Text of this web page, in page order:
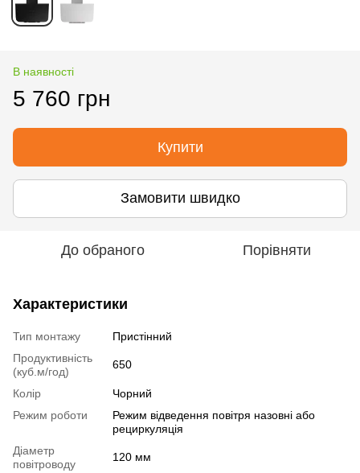
В наявності
5 760 грн
Купити
Замовити швидко
До обраного Порівняти
Характеристики
Тип монтажу
Пристінний
Продуктивність
(куб.м/год)
650
Колір
Чорний
Режим роботи
Режим відведення повітря назовні або
рециркуляція
Діаметр
повітроводу
120 мм